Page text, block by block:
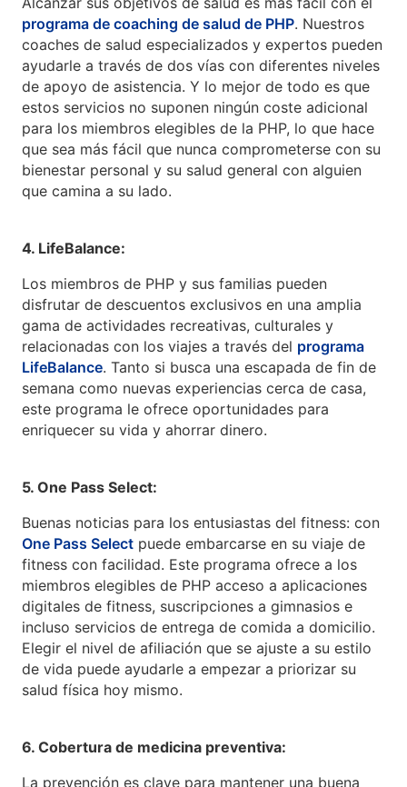
programa de coaching de salud de PHP. Nuestros
coaches de salud especializados y expertos pueden
ayudarle a través de dos vías con diferentes niveles
de apoyo de asistencia. Y lo mejor de todo es que
estos servicios no suponen ningún coste adicional
para los miembros elegibles de la PHP, lo que hace
que sea más fácil que nunca comprometerse con su
bienestar personal y su salud general con alguien
que camina a su lado.
4. LifeBalance:
Los miembros de PHP y sus familias pueden
disfrutar de descuentos exclusivos en una amplia
gama de actividades recreativas, culturales y
relacionadas con los viajes a través del programa
LifeBalance. Tanto si busca una escapada de fin de
semana como nuevas experiencias cerca de casa,
este programa le ofrece oportunidades para
enriquecer su vida y ahorrar dinero.
5. One Pass Select:
Buenas noticias para los entusiastas del fitness: con
One Pass Select puede embarcarse en su viaje de
fitness con facilidad. Este programa ofrece a los
miembros elegibles de PHP acceso a aplicaciones
digitales de fitness, suscripciones a gimnasios e
incluso servicios de entrega de comida a domicilio.
Elegir el nivel de afiliación que se ajuste a su estilo
de vida puede ayudarle a empezar a priorizar su
salud física hoy mismo.
6. Cobertura de medicina preventiva:
La prevención es clave para mantener una buena